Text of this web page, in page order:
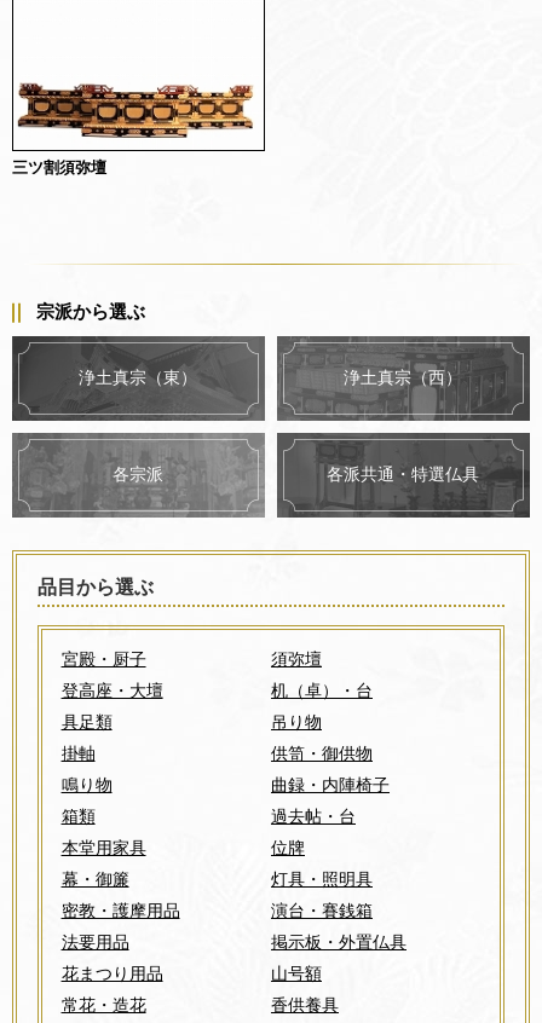
三ツ割須弥壇
宗派から選ぶ
浄土真宗（東） 浄土真宗（西）
各宗派 各派共通・特選仏具
品目から選ぶ
宮殿・厨子
須弥壇
登高座・大壇
机（卓）・台
具足類
吊り物
掛軸
供笥・御供物
鳴り物
曲録・内陣椅子
箱類
過去帖・台
本堂用家具
位牌
幕・御簾
灯具・照明具
密教・護摩用品
演台・賽銭箱
法要用品
掲示板・外置仏具
花まつり用品
山号額
常花・造花
香供養具